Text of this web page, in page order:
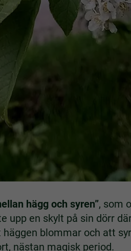
hägg och syren”, som
upp en skylt på sin dörr
blommar och att
nästan magisk period.